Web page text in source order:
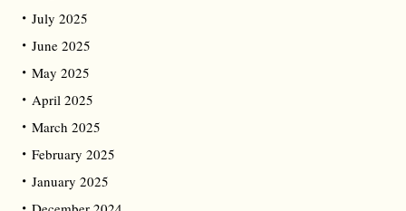
July 2025
June 2025
May 2025
April 2025
March 2025
February 2025
January 2025